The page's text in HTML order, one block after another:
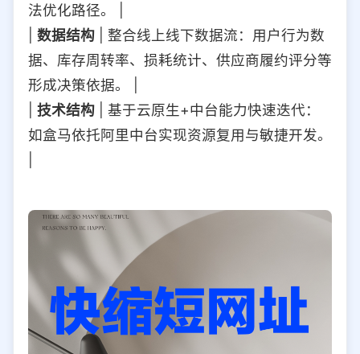
法优化路径。 |
数据结构 | 整合线上线下数据流：用户行为数
据、库存周转率、损耗统计、供应商履约评分等
形成决策依据。 |
技术结构 | 基于云原生+中台能力快速迭代：
如盒马依托阿里中台实现资源复用与敏捷开发。